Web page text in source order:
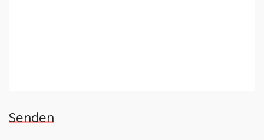
Senden